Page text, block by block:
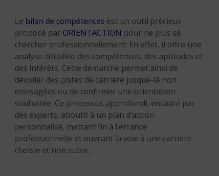
Le bilan de compétences est un outil précieux
proposé par ORIENTACTION pour ne plus se
chercher professionnellement. En effet, il offre une
analyse détaillée des compétences, des aptitudes et
des intérêts. Cette démarche permet ainsi de
dévoiler des pistes de carrière jusque-là non
envisagées ou de confirmer une orientation
souhaitée. Ce processus approfondi, encadré par
des experts, aboutit à un plan d’action
personnalisé, mettant fin à l’errance
professionnelle et ouvrant la voie à une carrière
choisie et non subie.